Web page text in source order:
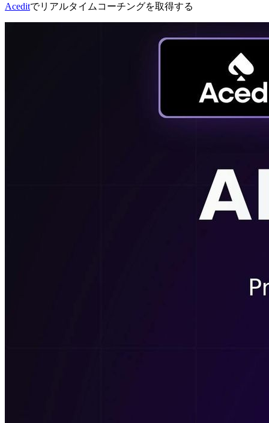
Aceditでリアルタイムコーチングを取得する